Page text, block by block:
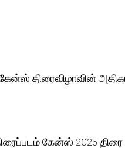
திரைவிழாவின்